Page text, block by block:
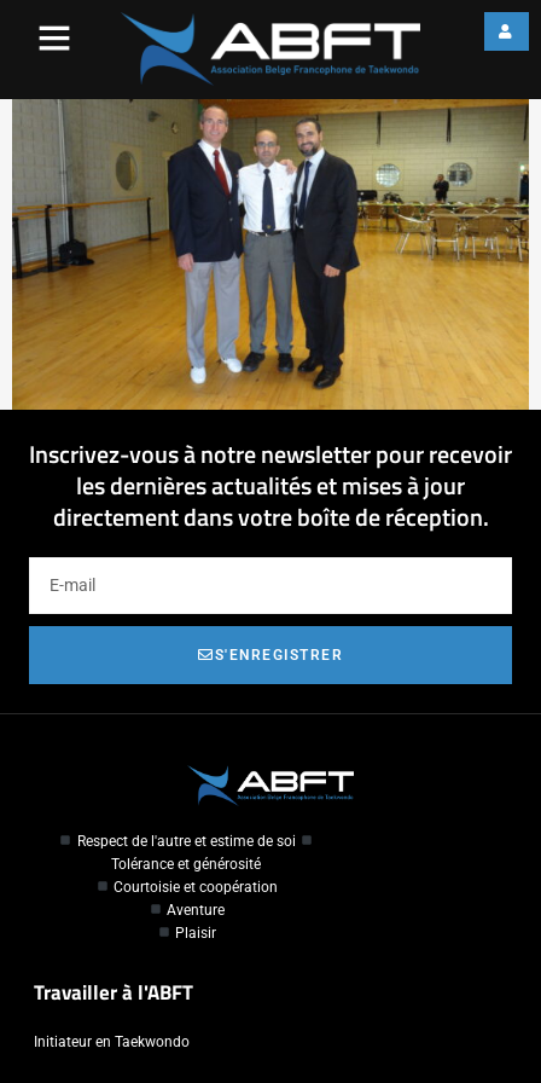
Inscrivez-vous à notre newsletter pour recevoir
les dernières actualités et mises à jour
directement dans votre boîte de réception.
S'ENREGISTRER
Respect de l'autre et estime de soi
Tolérance et générosité
Courtoisie et coopération
Aventure
Plaisir
Travailler à l'ABFT
Initiateur en Taekwondo